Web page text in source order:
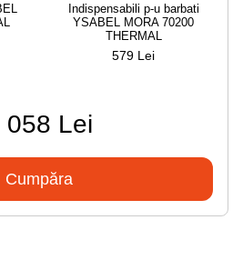
Indispensabili p-u barbati
YSABEL MORA 70200
THERMAL
579 Lei
058 Lei
Cumpăra